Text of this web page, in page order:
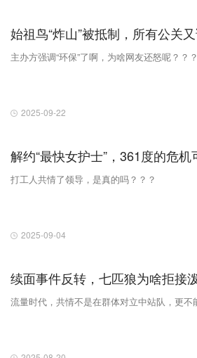
始祖鸟“炸山”被抵制，所有公关
主办方强调“环保”了啊，为啥网友还怒呢？？？
2025-09-22
解约“最快女护士”，361度的危
打工人共情了领导，是真的吗？？？
2025-09-04
续面事件反转，七匹狼为啥拒接
流量时代，共情不是在群体对立中站队，更不能